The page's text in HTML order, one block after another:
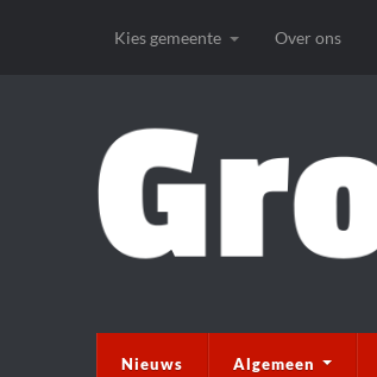
Kies gemeente Over ons
Nieuws Algemeen